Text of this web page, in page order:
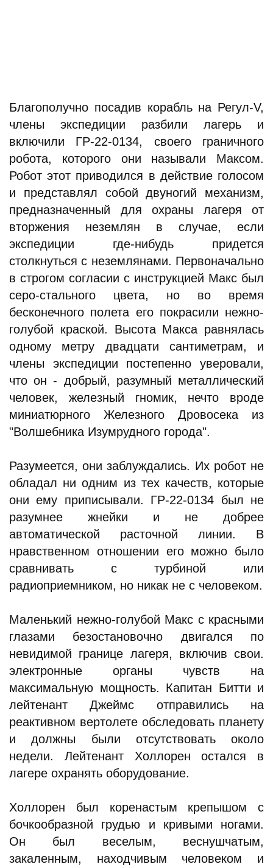
Благополучно посадив корабль на Регул-V,
члены экспедиции разбили лагерь и
включили ГР-22-0134, своего граничного
робота, которого они называли Максом.
Робот этот приводился в действие голосом
и представлял собой двуногий механизм,
предназначенный для охраны лагеря от
вторжения неземлян в случае, если
экспедиции где-нибудь придется
столкнуться с неземлянами. Первоначально
в строгом согласии с инструкцией Макс был
серо-стального цвета, но во время
бесконечного полета его покрасили нежно-
голубой краской. Высота Макса равнялась
одному метру двадцати сантиметрам, и
члены экспедиции постепенно уверовали,
что он - добрый, разумный металлический
человек, железный гномик, нечто вроде
миниатюрного Железного Дровосека из
"Волшебника Изумрудного города".
Разумеется, они заблуждались. Их робот не
обладал ни одним из тех качеств, которые
они ему приписывали. ГР-22-0134 был не
разумнее жнейки и не добрее
автоматической расточной линии. В
нравственном отношении его можно было
сравнивать с турбиной или
радиоприемником, но никак не с человеком.
Маленький нежно-голубой Макс с красными
глазами безостановочно двигался по
невидимой границе лагеря, включив свои.
электронные органы чувств на
максимальную мощность. Капитан Битти и
лейтенант Джеймс отправились на
реактивном вертолете обследовать планету
и должны были отсутствовать около
недели. Лейтенант Холлорен остался в
лагере охранять оборудование.
Холлорен был коренастым крепышом с
бочкообразной грудью и кривыми ногами.
Он был веселым, веснушчатым,
закаленным, находчивым человеком и